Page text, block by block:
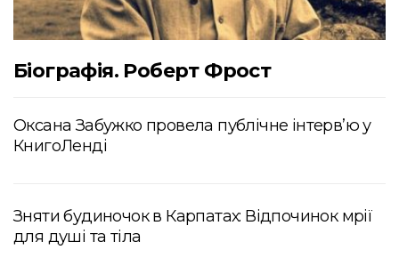
Біографія. Роберт Фрост
Оксана Забужко провела публічне інтерв’ю у
КнигоЛенді
Зняти будиночок в Карпатах: Відпочинок мрії
для душі та тіла